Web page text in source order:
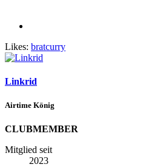
Likes: bratcurry
Linkrid
Airtime König
CLUBMEMBER
Mitglied seit
2023